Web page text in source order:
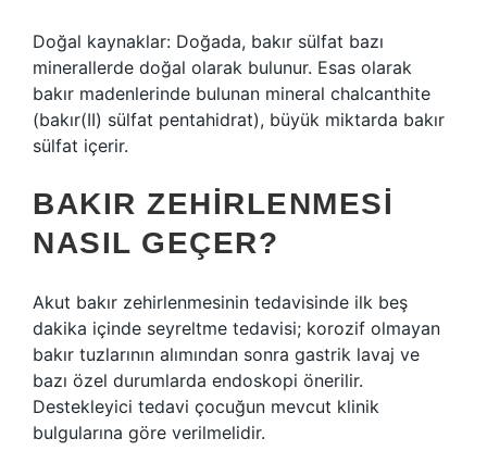
Doğal kaynaklar: Doğada, bakır sülfat bazı
minerallerde doğal olarak bulunur. Esas olarak
bakır madenlerinde bulunan mineral chalcanthite
(bakır(II) sülfat pentahidrat), büyük miktarda bakır
sülfat içerir.
BAKIR ZEHIRLENMESI
NASIL GEÇER?
Akut bakır zehirlenmesinin tedavisinde ilk beş
dakika içinde seyreltme tedavisi; korozif olmayan
bakır tuzlarının alımından sonra gastrik lavaj ve
bazı özel durumlarda endoskopi önerilir.
Destekleyici tedavi çocuğun mevcut klinik
bulgularına göre verilmelidir.